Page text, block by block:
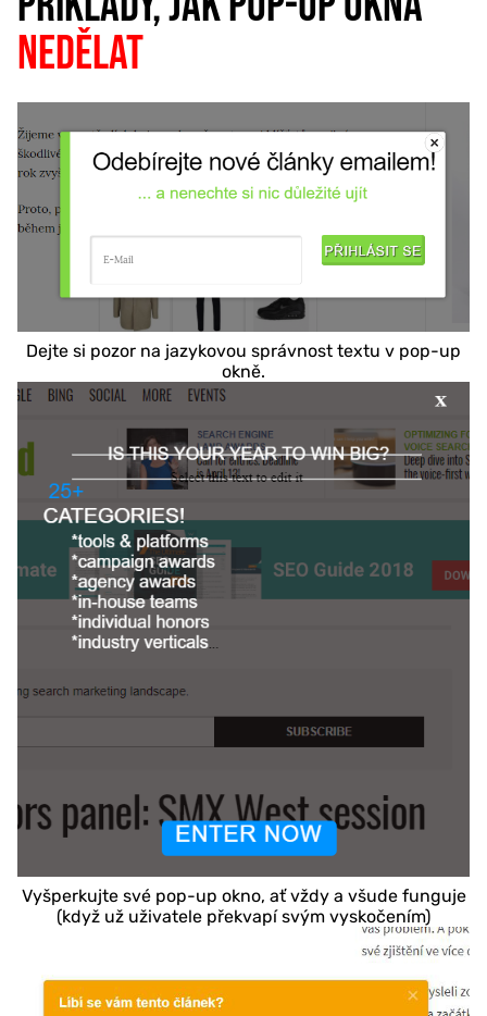
NEDĚLAT
Dejte si pozor na jazykovou správnost textu v pop-up
okně.
Vyšperkujte své pop-up okno, ať vždy a všude funguje
(když už uživatele překvapí svým vyskočením)